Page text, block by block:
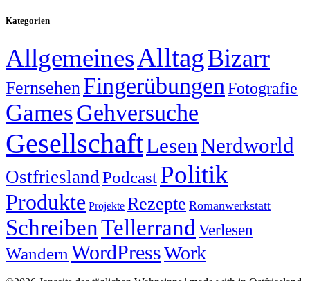
Kategorien
AllgemeinesAlltagBizarr
FernsehenFingerübungen Fotografie
GamesGehversuche
GesellschaftLesenNerdworld
OstfrieslandPodcastPolitik
Produkte Projekte Rezepte Romanwerkstatt
SchreibenTellerrand Verlesen
Wandern WordPressWork